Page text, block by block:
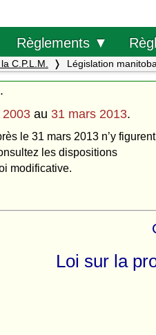
Règlements ▼
C.P.L.M. Législation
.
2003 au 31 mars 2013.
le 31 mars 2013 n’y
les dispositions
modificative.
Loi sur la